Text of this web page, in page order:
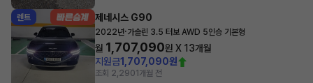
렌트 제네시스 G90
2022년·가솔린 3.5 터보 AWD 5인승 기본형
월 1,707,090원 X 13개월
지원금1,707,090원
조회 2,2901개월 전